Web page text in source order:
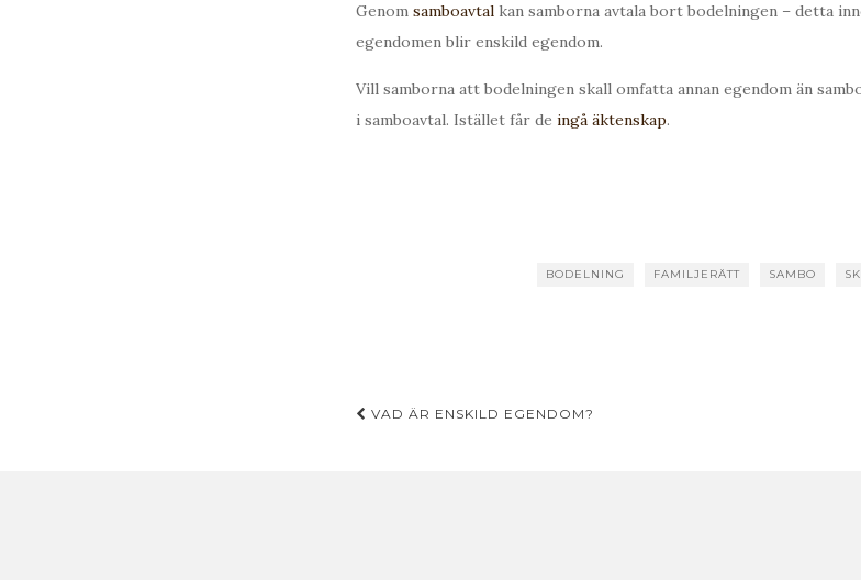
Genom samboavtalkan samborna avtala bort bodelningen – detta
egendomen blir enskild egendom.
Vill samborna att bodelningen skall omfatta annan egendom än
i samboavtal. Istället får de ingå äktenskap.
BODELNING FAMILJERÄTT SAMBO
Inläggsnavigering
VAD ÄR ENSKILD EGENDOM?